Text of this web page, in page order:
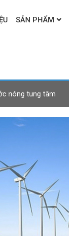
SẢN PHẨM
nóng tung tâm